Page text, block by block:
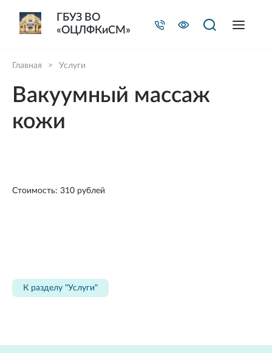
Главная > Услуги
Вакуумный массаж
кожи
Стоимость: 310 рублей
К разделу "Услуги"
ГБУЗ ВО
«ОЦЛФКиСМ»